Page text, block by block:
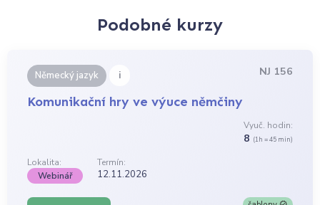
Podobné kurzy
Německý jazyk i NJ 156
Komunikační hry ve výuce němčiny
Vyuč. hodin:
8 (1h = 45 min)
Lokalita:
Termín:
Webinář
12.11.2026